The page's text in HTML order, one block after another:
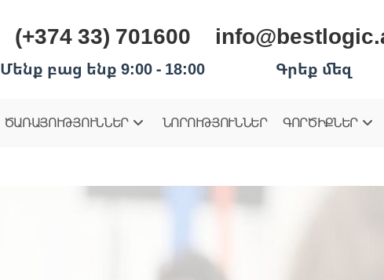
(+374 33) 701600
Մենք բաց ենք 9:00 - 18:00 Գրեք մեզ
ԾԱՌԱՅՈՒԹՅՈՒՆՆԵՐ ՆՈՐՈՒԹՅՈՒՆՆԵՐ ԳՈՐԾԻՔՆԵՐ